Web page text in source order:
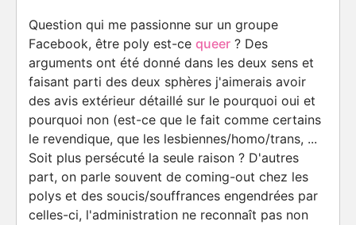
Question qui me passionne sur un groupe
Facebook, être poly est-ce queer ? Des
arguments ont été donné dans les deux sens et
faisant parti des deux sphères j'aimerais avoir
des avis extérieur détaillé sur le pourquoi oui et
pourquoi non (est-ce que le fait comme certains
le revendique, que les lesbiennes/homo/trans, ...
Soit plus persécuté la seule raison ? D'autres
part, on parle souvent de coming-out chez les
polys et des soucis/souffrances engendrées par
celles-ci, l'administration ne reconnaît pas non